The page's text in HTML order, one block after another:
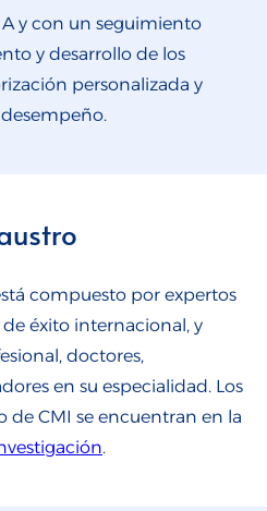
y con un seguimiento
y desarrollo de los
personalizada y
compuesto por expertos
éxito internacional, y
doctores,
en su especialidad. Los
de CMI se encuentran en la
.